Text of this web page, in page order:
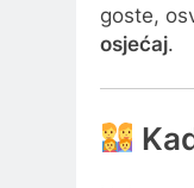
goste,
osjećaj.